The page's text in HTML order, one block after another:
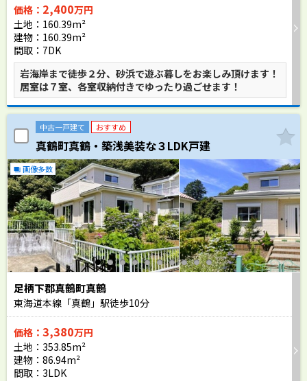
価格： 2,400万円
土地：160.39m²
建物：160.39m²
間取：7DK
岩海岸まで徒歩２分、砂浜で遊ぶ暮しをお楽しみ頂けます！
居室は７室、各室収納付きでゆったり過ごせます！
中古一戸建て おすすめ
真鶴町真鶴・築浅美装な３LDK戸建
画像多数
足柄下郡真鶴町真鶴
東海道本線「真鶴」駅徒歩10分
価格： 3,380万円
土地：353.85m²
建物：86.94m²
間取：3LDK